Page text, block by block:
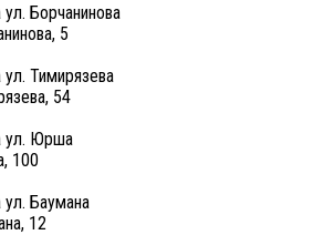
Борчанинова
5
Тимирязева
54
ул. Юрша
100
Баумана
12